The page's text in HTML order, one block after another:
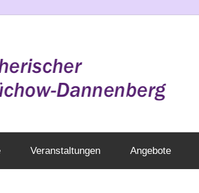
Veranstaltungen Angebote